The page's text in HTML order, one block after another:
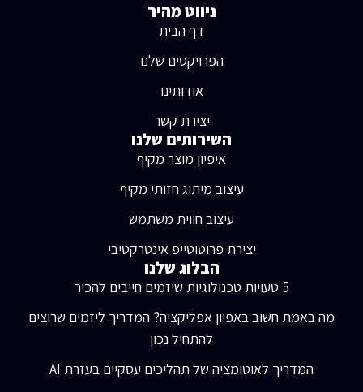
ניווט מהיר
דף הבית
הפרויקטים שלנו
אודותינו
יצירת קשר
השירותים שלנו
איפיון מוצר מקיף
עיצוב מיתוג חזותי מקיף
עיצוב חווית משתמש
יצירת פרוטוטייפ אינטרקטיבי
הבלוג שלנו
5 טעויות טכנולוגיות שיזמים חייבים להכיר
מה באמת חשוב באפיון אפליקציה? המדריך ליזמים שרוצים
להתחיל נכון
המדריך לאוטומציה של תהליכים עסקיים בעזרת AI